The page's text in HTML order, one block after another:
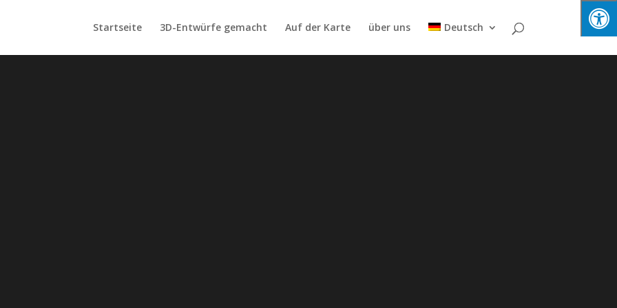
Startseite 3D-Entwürfe gemacht Auf der Karte über uns Deutsch